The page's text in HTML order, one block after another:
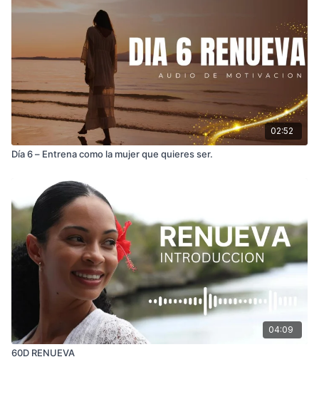
02:52
Día 6 – Entrena como la mujer que quieres ser.
04:09
60D RENUEVA